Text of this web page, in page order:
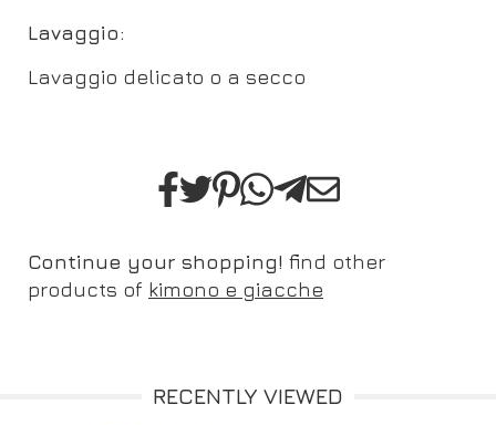
Lavaggio:
Lavaggio delicato o a secco
Continue your shopping! find other
products of kimono e giacche
RECENTLY VIEWED